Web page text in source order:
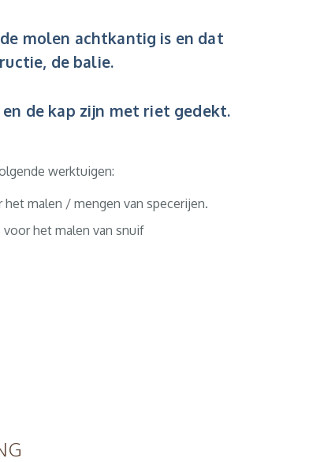
molen achtkantig is en dat
de balie.
de kap zijn met riet gedekt.
werktuigen:
malen / mengen van specerijen.
het malen van snuif